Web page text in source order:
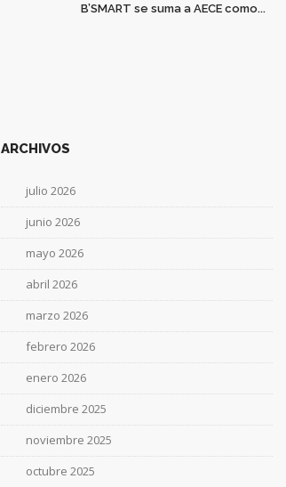
B’SMART se suma a AECE como...
ARCHIVOS
julio 2026
junio 2026
mayo 2026
abril 2026
marzo 2026
febrero 2026
enero 2026
diciembre 2025
noviembre 2025
octubre 2025